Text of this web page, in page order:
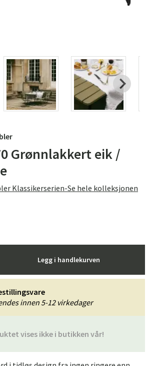
Grønnlakkert eik /
Klassikerserien-Se hele kolleksjonen
Legg i handlekurven
vises ikke i butikken vår!
innen 5-12 virkedager